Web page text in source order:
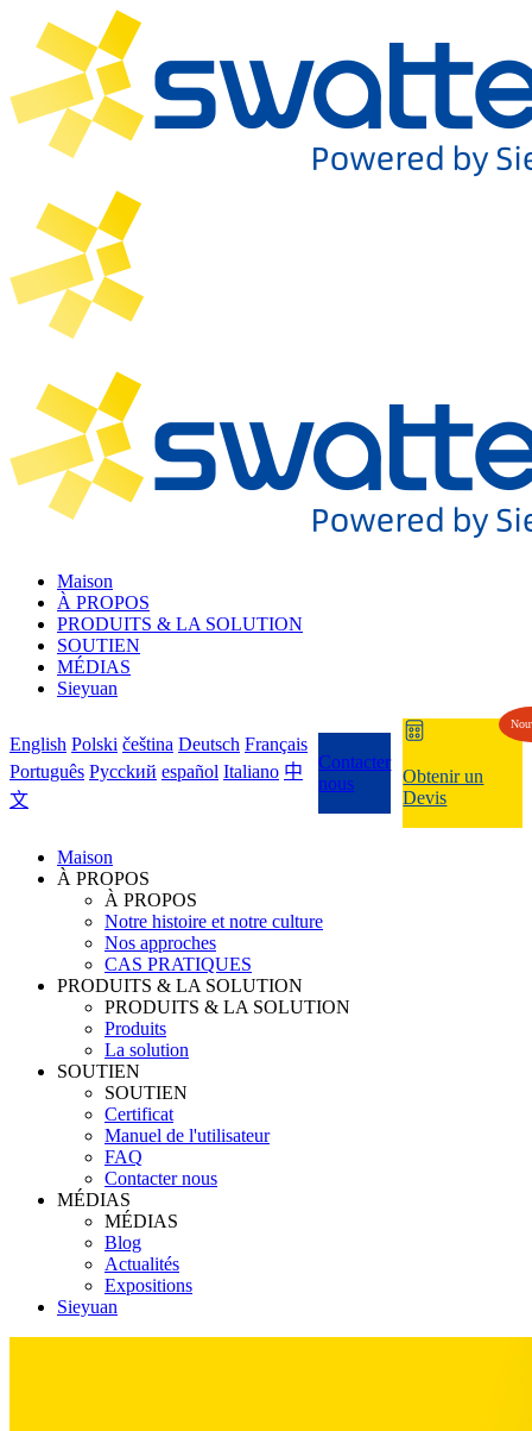
Maison
À PROPOS
PRODUITS & LA SOLUTION
SOUTIEN
MÉDIAS
Sieyuan
English Polski čeština Deutsch Français
Português Pycckий español Italiano 中
文
Contacter
nous
Obtenir un
Devis
Maison
À PROPOS
À PROPOS
Notre histoire et notre culture
Nos approches
CAS PRATIQUES
PRODUITS & LA SOLUTION
PRODUITS & LA SOLUTION
Produits
La solution
SOUTIEN
SOUTIEN
Certificat
Manuel de l'utilisateur
FAQ
Contacter nous
MÉDIAS
MÉDIAS
Blog
Actualités
Expositions
Sieyuan